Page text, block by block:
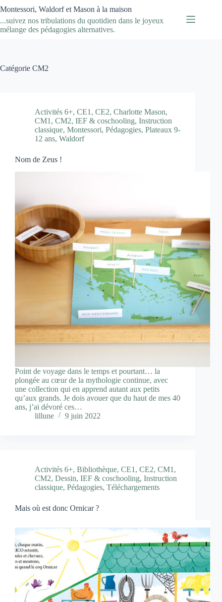
au
contenu
Montessori, Waldorf et Mason à la maison
...suivez nos tribulations du quotidien dans le joyeux
mélange des pédagogies alternatives.
Catégorie CM2
Activités 6+, CE1 , CE2, Charlotte Mason,
CM1 , CM2, IEF & coschooling, Instruction
classique, Montessori, Pédagogies, Plateaux 9-
12 ans, Waldorf
Nom de Zeus !
Point de voyage dans le temps et pourtant… la
plongée au cœur de la mythologie continue, avec
une collection qui en apprend autant aux petits
qu’aux grands. Je dois avouer que du haut de mes 40
ans, j’ai dévoré ces…
lillune
9 juin 2022
Activités 6+, Bibliothèque, CE1 , CE2, CM1 ,
CM2, Dessin, IEF & coschooling, Instruction
classique, Pédagogies, Téléchargements
Mais où est donc Ornicar ?